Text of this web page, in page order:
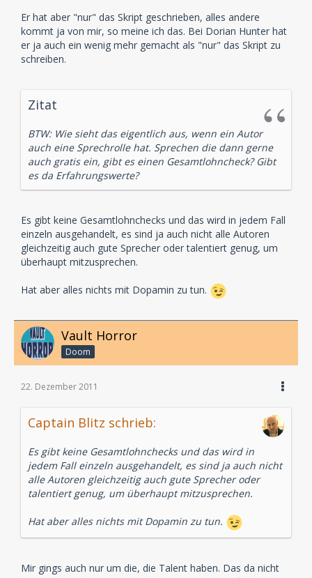
Er hat aber "nur" das Skript geschrieben, alles andere
kommt ja von mir, so meine ich das. Bei Dorian Hunter hat
er ja auch ein wenig mehr gemacht als "nur" das Skript zu
schreiben.
Zitat
BTW: Wie sieht das eigentlich aus, wenn ein Autor
auch eine Sprechrolle hat. Sprechen die dann gerne
auch gratis ein, gibt es einen Gesamtlohncheck? Gibt
es da Erfahrungswerte?
Es gibt keine Gesamtlohnchecks und das wird in jedem Fall
einzeln ausgehandelt, es sind ja auch nicht alle Autoren
gleichzeitig auch gute Sprecher oder talentiert genug, um
überhaupt mitzusprechen.
Hat aber alles nichts mit Dopamin zu tun.
Vault Horror
Doom
22. Dezember 2011
Captain Blitz schrieb:
Es gibt keine Gesamtlohnchecks und das wird in
jedem Fall einzeln ausgehandelt, es sind ja auch nicht
alle Autoren gleichzeitig auch gute Sprecher oder
talentiert genug, um überhaupt mitzusprechen.
Hat aber alles nichts mit Dopamin zu tun.
Mir gings auch nur um die, die Talent haben. Das da nicht